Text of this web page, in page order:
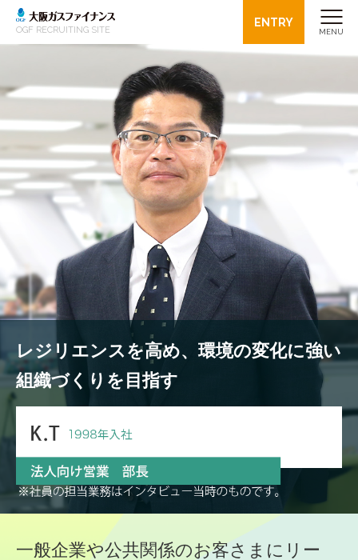
OGF RECRUITING SITE MENU
ENTRY
レジリエンスを高め、環境の変化に強い
組織づくりを目指す
一般企業や公共関係のお客さまに リー